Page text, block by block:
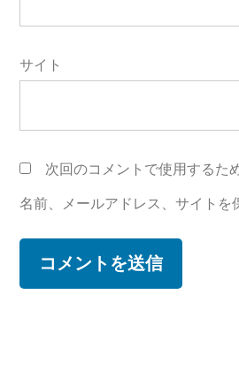
サイト
次回のコメントで使用するた
名前、メールアドレス、サイトを